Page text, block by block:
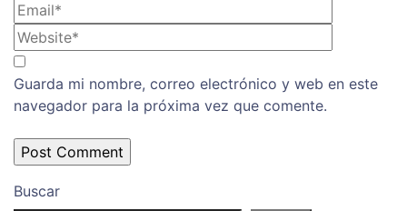
Guarda mi nombre, correo electrónico y web en este
navegador para la próxima vez que comente.
Buscar